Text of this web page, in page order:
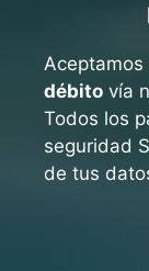
Aceptamos
débito vía
Todos los
seguridad
de tus